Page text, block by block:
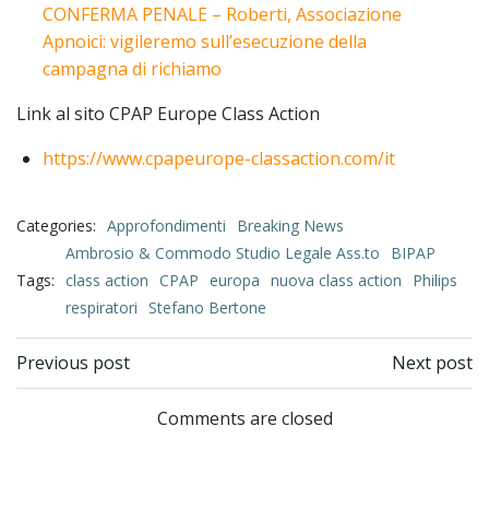
CONFERMA PENALE – Roberti, Associazione
Apnoici: vigileremo sull’esecuzione della
campagna di richiamo
Link al sito CPAP Europe Class Action
https://www.cpapeurope-classaction.com/it
Categories: Approfondimenti Breaking News
Tags:
Ambrosio & Commodo Studio Legale Ass.to
BIPAP
class action CPAP europa nuova class action
Philips
respiratori Stefano Bertone
Previous post Next post
Comments are closed